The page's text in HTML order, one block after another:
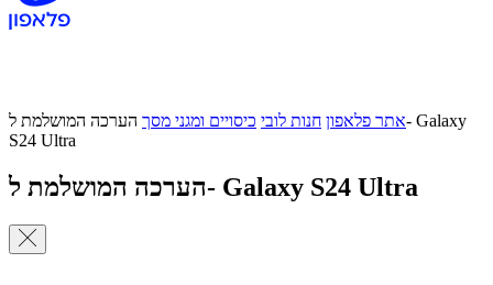
אתר פלאפון חנות לובי כיסויים ומגני מסך הערכה המושלמת ל- Galaxy
S24 Ultra
הערכה המושלמת ל- Galaxy S24 Ultra